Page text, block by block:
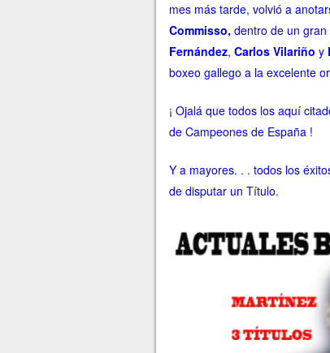
mes más tarde, volvió a
Commisso, dentro de un
Fernández, Carlos Vilariño y
boxeo gallego a la excelente
¡ Ojalá que todos los aquí
de Campeones de España !
Y a mayores. . . todos los
de disputar un Título.